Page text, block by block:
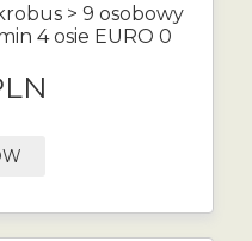
> 9 osobowy
4 osie EURO 0